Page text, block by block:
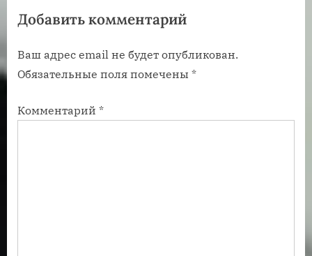
з
п
и
ь
з
п
и
ь
Добавить комментарий
Ваш адрес email не будет опубликован.
Обязательные поля помечены *
Комментарий *